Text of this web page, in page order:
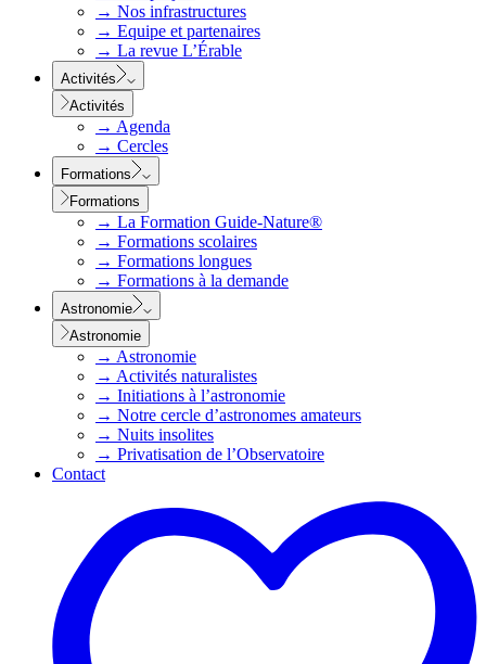
→ Nos infrastructures
→ Equipe et partenaires
→ La revue L’Érable
Activités
Activités
→ Agenda
→ Cercles
Formations
Formations
→ La Formation Guide-Nature®
→ Formations scolaires
→ Formations longues
→ Formations à la demande
Astronomie
Astronomie
→ Astronomie
→ Activités naturalistes
→ Initiations à l’astronomie
→ Notre cercle d’astronomes amateurs
→ Nuits insolites
→ Privatisation de l’Observatoire
Contact